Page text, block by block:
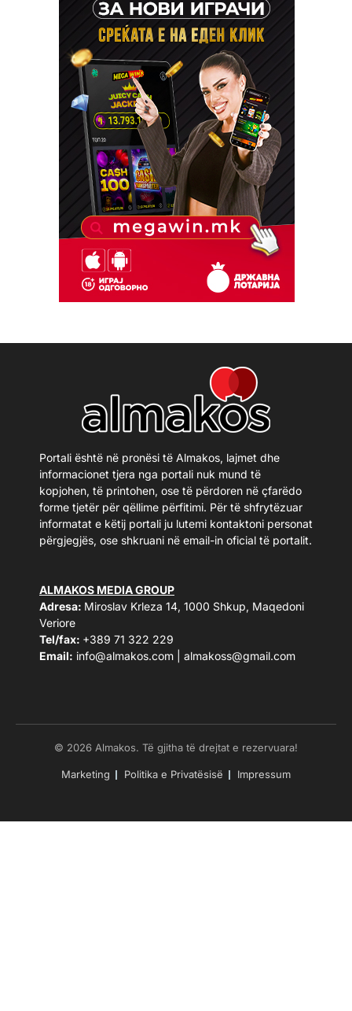
Portali është në pronësi të Almakos, lajmet dhe
informacionet tjera nga portali nuk mund të
kopjohen, të printohen, ose të përdoren në çfarëdo
forme tjetër për qëllime përfitimi. Për të shfrytëzuar
informatat e këtij portali ju lutemi kontaktoni personat
përgjegjës, ose shkruani në email-in oficial të portalit.
ALMAKOS MEDIA GROUP
Adresa: Miroslav Krleza 14, 1000 Shkup, Maqedoni
Veriore
Tel/fax: +389 71 322 229
Email: info@almakos.com almakoss@gmail.com
© 2026 Almakos. Të gjitha të drejtat e rezervuara!
Marketing Politika e Privatësisë Impressum